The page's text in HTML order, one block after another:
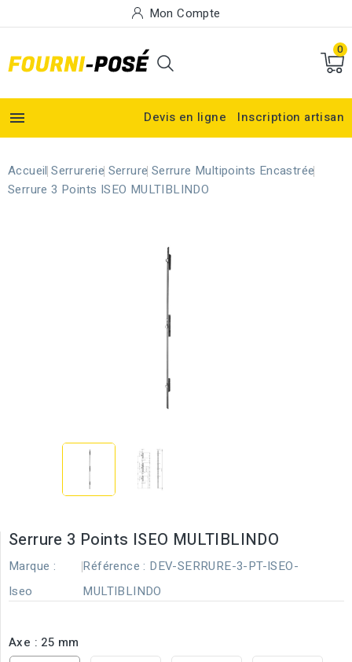
Mon Compte
0
 Devis en ligne Inscription artisan
Accueil Serrurerie Serrure Serrure Multipoints Encastrée
Serrure 3 Points ISEO MULTIBLINDO
Serrure 3 Points ISEO MULTIBLINDO
Marque :
Iseo
Référence : DEV-SERRURE-3-PT-ISEO-
MULTIBLINDO
Axe : 25 mm